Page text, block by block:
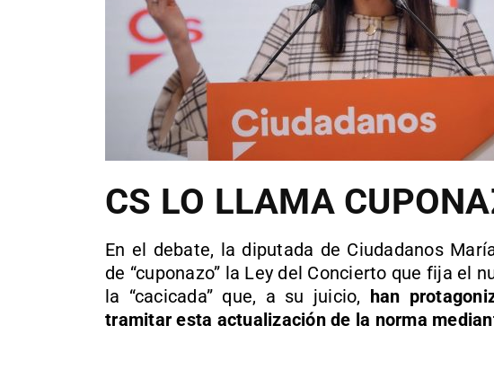
CS LO LLAMA
En el debate, la diputada de Ciudadanos
de “cuponazo” la Ley del Concierto que fija el
la “cacicada” que, a su juicio, han
tramitar esta actualización de la norma